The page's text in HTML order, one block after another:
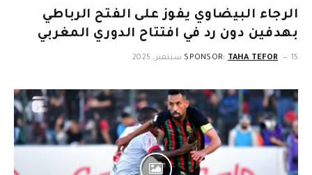
الرجاء البيضاوي يفوز على الفتح الرباطي
بهدفين دون رد في افتتاح الدوري المغربي
SPONSOR: TAHA TEFOR 15 سبتمبر، 2025